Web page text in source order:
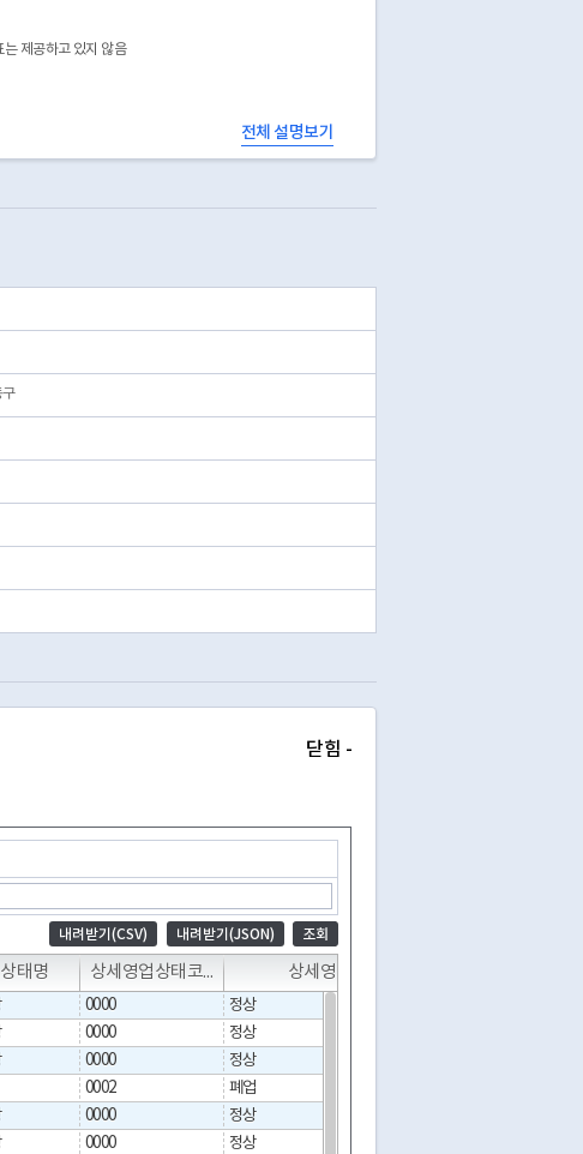
제공하고 있지 않음
전체 설명보기
구
닫힘 -
내려받기(CSV) 내려받기(JSON) 조회
태명 상세영업상태코드 상세영업상태명
T
0000
정상
0000
정상
0000
정상
0002 폐업
0000
정상
0000
정상